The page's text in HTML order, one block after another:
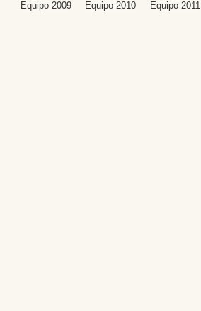
Equipo 2009 Equipo 2010 Equipo 2011